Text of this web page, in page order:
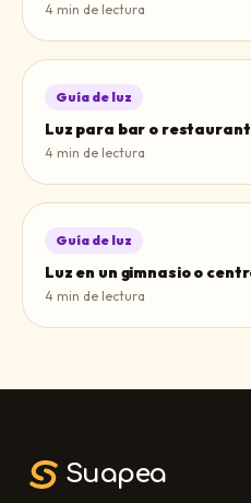
4 min de lectura
Guía de luz
Luz para bar o
4 min de lectura
Guía de luz
Luz en un gimnasio o
4 min de lectura
Suapea